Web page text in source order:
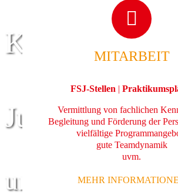
Kinder
Jugend
und Familie
MITARBEIT
FSJ-Stellen |
Vermittlung von fachlichen
Begleitung und Förderung der
vielfältige
gute Teamdynamik
uvm.
MEHR